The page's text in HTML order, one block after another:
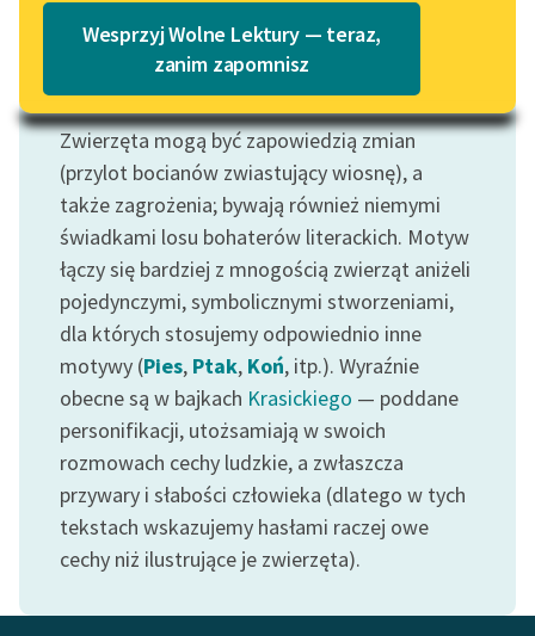
Lektury szkolne i klasyka
literatury do słuchania dla
uczennic i uczniów z
niepełnosprawnościami
E-kolekcja lektur
szkolnych i literatury do
słuchania dla uczennic i
uczniów z
niepełnosprawnościami
Feministyczne inspiracje.
Popularyzacja
skandynawskiej literatury
feministycznej
Ręce pełne poezji
Kolekcje edukacyjne
twórców przechodzących
Katalog w formacie PDF
Wesprzyj Wolne Lektury — teraz,
zanim zapomnisz
Motyw: Zwierzęta
Zwierzęta mogą być zapowiedzią zmian
(przylot bocianów zwiastujący wiosnę), a
także zagrożenia; bywają również niemymi
świadkami losu bohaterów literackich. Motyw
łączy się bardziej z mnogością zwierząt aniżeli
pojedynczymi, symbolicznymi stworzeniami,
dla których stosujemy odpowiednio inne
motywy (Pies, Ptak, Koń, itp.). Wyraźnie
obecne są w bajkach Krasickiego — poddane
personifikacji, utożsamiają w swoich
rozmowach cechy ludzkie, a zwłaszcza
przywary i słabości człowieka (dlatego w tych
tekstach wskazujemy hasłami raczej owe
cechy niż ilustrujące je zwierzęta).